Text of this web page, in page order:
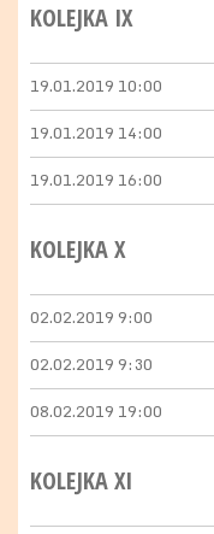
KOLEJKA IX
19.01.2019 10:00
19.01.2019 14:00
19.01.2019 16:00
KOLEJKA X
02.02.2019 9:00
02.02.2019 9:30
08.02.2019 19:00
KOLEJKA XI